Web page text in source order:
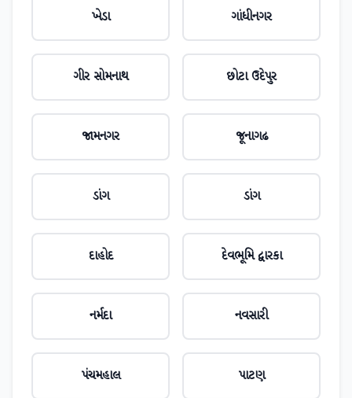
ખેડા ગાંધીનગર
ગીર સોમનાથ છોટા ઉદેપુર
જામનગર જૂનાગઢ
ડાંગ ડાંગ
દાહોદ દેવભૂમિ દ્વારકા
નર્મદા નવસારી
પંચમહાલ પાટણ